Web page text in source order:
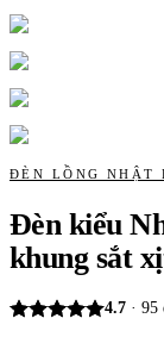
ĐÈN LỒNG NHẬT
Đèn kiểu
khung sắt
4.7 · 95